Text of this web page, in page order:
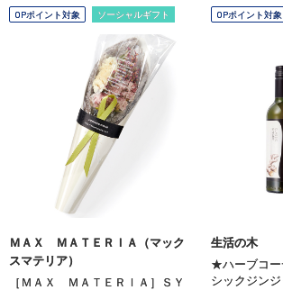
OPポイント対象 ソーシャルギフト
ＭＡＸ ＭＡＴＥＲＩＡ（マック
スマテリア）
［ＭＡＸ ＭＡＴＥＲＩＡ］ＳＹ
OPポイント対象
生活の木
★ハーブコ
シックジン